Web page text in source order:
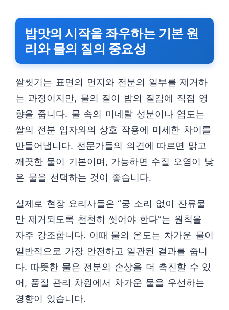
밥맛의 시작을 좌우하는 기본 원
리와 물의 질의 중요성
쌀씻기는 표면의 먼지와 전분의 일부를 제거하
는 과정이지만, 물의 질이 밥의 질감에 직접 영
향을 줍니다. 물 속의 미네랄 성분이나 염도는
쌀의 전분 입자와의 상호 작용에 미세한 차이를
만들어냅니다. 전문가들의 의견에 따르면 맑고
깨끗한 물이 기본이며, 가능하면 수질 오염이 낮
은 물을 선택하는 것이 좋습니다.
실제로 현장 요리사들은 “쿵 소리 없이 잔류물
만 제거되도록 천천히 씻어야 한다”는 원칙을
자주 강조합니다. 이때 물의 온도는 차가운 물이
일반적으로 가장 안전하고 일관된 결과를 줍니
다. 따뜻한 물은 전분의 손상을 더 촉진할 수 있
어, 품질 관리 차원에서 차가운 물을 우선하는
경향이 있습니다.